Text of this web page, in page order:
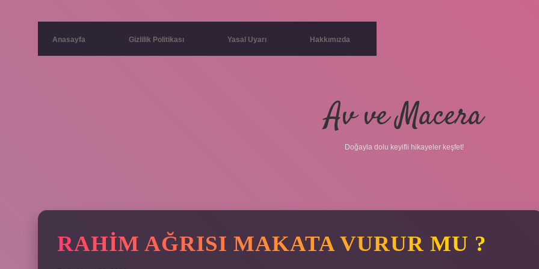
Anasayfa Gizlilik Politikası Yasal Uyarı Hakkımızda
Av ve Macera
Doğayla dolu keyifli hikayeler keşfet!
RAHIM AĞRISI MAKATA VURUR MU ?